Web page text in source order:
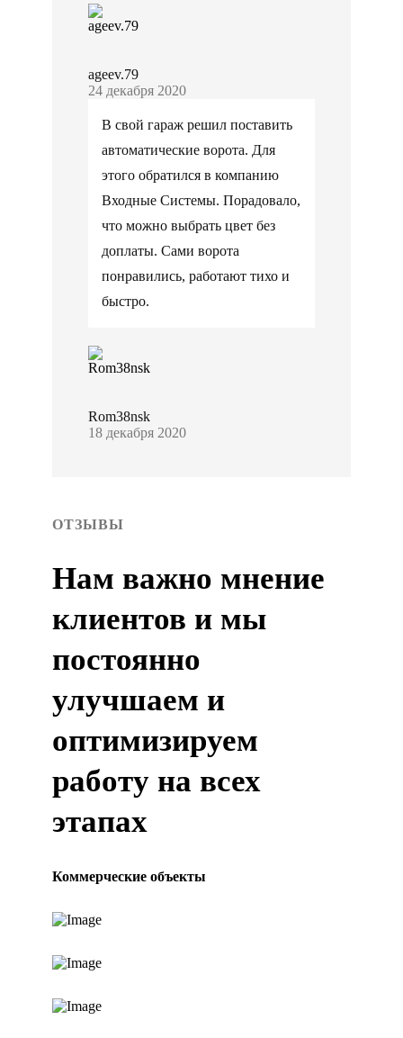
ageev.79
24 декабря 2020
В свой гараж решил поставить
автоматические ворота. Для
этого обратился в компанию
Входные Системы. Порадовало,
что можно выбрать цвет без
доплаты. Сами ворота
понравились, работают тихо и
быстро.
Rom38nsk
18 декабря 2020
ОТЗЫВЫ
Нам важно мнение
клиентов и мы
постоянно
улучшаем и
оптимизируем
работу на всех
этапах
Коммерческие объекты